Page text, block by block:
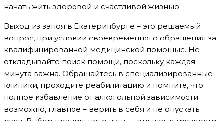
начать жить здоровой и счастливой жизнью.
Выход из запоя в Екатеринбурге – это решаемый
вопрос, при условии своевременного обращения за
квалифицированной медицинской помощью. Не
откладывайте поиск помощи, поскольку каждая
минута важна. Обращайтесь в специализированные
клиники, проходите реабилитацию и помните, что
полное избавление от алкогольной зависимости
возможно, главное – верить в себя и не опускать